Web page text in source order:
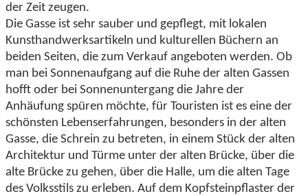
der Zeit zeugen.
Die Gasse ist sehr sauber und gepflegt, mit lokalen
Kunsthandwerksartikeln und kulturellen Büchern an
beiden Seiten, die zum Verkauf angeboten werden. Ob
man bei Sonnenaufgang auf die Ruhe der alten Gassen
hofft oder bei Sonnenuntergang die Jahre der
Anhäufung spüren möchte, für Touristen ist es eine der
schönsten Lebenserfahrungen, besonders in der alten
Gasse, die Schrein zu betreten, in einem Stück der alten
Architektur und Türme unter der alten Brücke, über die
alte Brücke zu gehen, über die Halle, um die alten Tage
des Volksstils zu erleben. Auf dem Kopfsteinpflaster der